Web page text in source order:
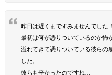
昨日は遅くまですみませんでした！
最初は何が憑りついているのか怖
溢れてきて憑りついている彼らの
した。
彼らも辛かったのですね…